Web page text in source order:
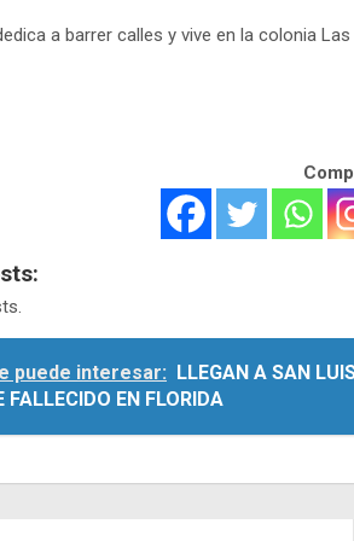
a barrer calles y vive en la colonia
puede interesar: LLEGAN A SAN
FALLECIDO EN FLORIDA